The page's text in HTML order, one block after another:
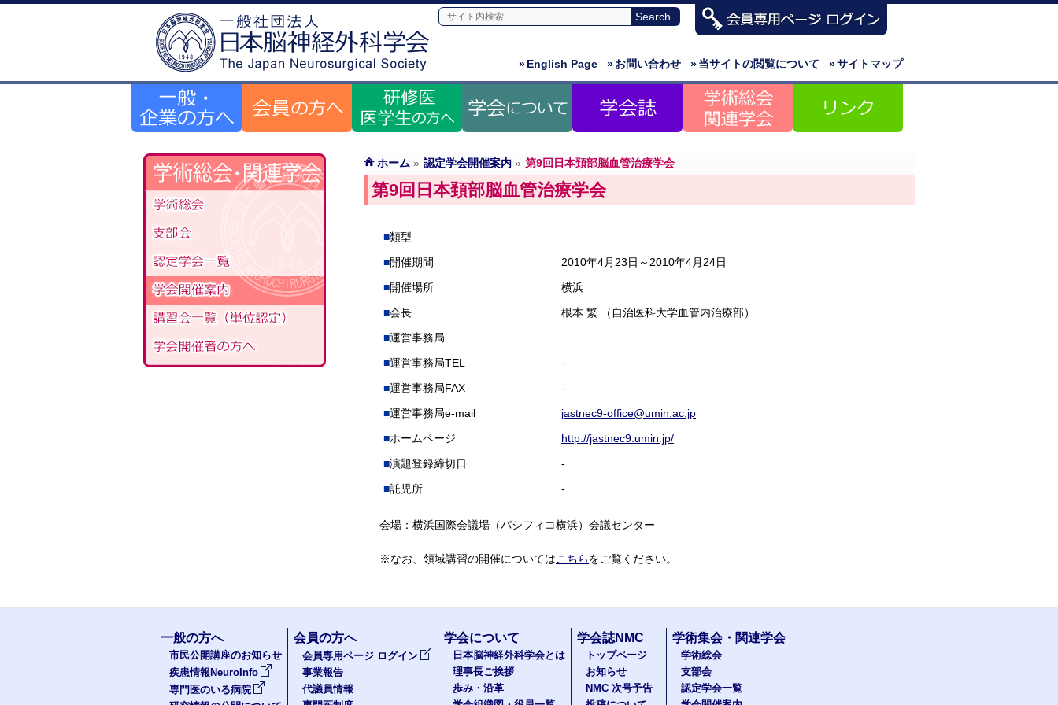
»サイトマップ
»当サイトの閲覧について
»お問い合わせ
»English Page
ホーム » 認定学会開催案内 » 第9回日本頚部脳血管治療学会
第9回日本頚部脳血管治療学会
類型
開催期間
2010年4月23日～2010年4月24日
開催場所
横浜
会長
根本 繁 （自治医科大学血管内治療部）
運営事務局
運営事務局TEL
-
運営事務局FAX
-
運営事務局e-mail
jastnec9-office@umin.ac.jp
ホームページ
http://jastnec9.umin.jp/
演題登録締切日
-
託児所
-
会場：横浜国際会議場（パシフィコ横浜）会議センター
※なお、領域講習の開催についてはこちらをご覧ください。
一般の方へ
市民公開講座のお知らせ
疾患情報NeuroInfo
専門医のいる病院
会員の方へ
会員専用ページ ログイン
事業報告
代議員情報
学会について
日本脳神経外科学会とは
理事長ご挨拶
歩み・沿革
学会誌NMC
トップページ
お知らせ
NMC 次号予告
学術集会・関連学会
学術総会
支部会
認定学会一覧